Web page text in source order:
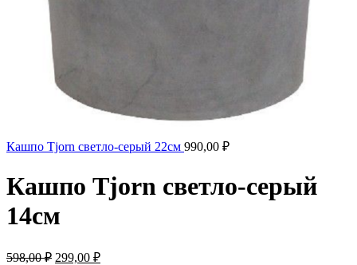
Кашпо Tjorn светло-серый 22см 990,00 ₽
Кашпо Tjorn светло-серый
14см
598,00₽ Первоначальная
299,00 ₽Текущая